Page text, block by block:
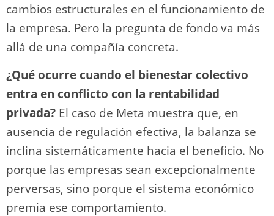
cambios estructurales en el funcionamiento de
la empresa. Pero la pregunta de fondo va más
allá de una compañía concreta.
¿Qué ocurre cuando el bienestar colectivo
entra en conflicto con la rentabilidad
privada? El caso de Meta muestra que, en
ausencia de regulación efectiva, la balanza se
inclina sistemáticamente hacia el beneficio. No
porque las empresas sean excepcionalmente
perversas, sino porque el sistema económico
premia ese comportamiento.